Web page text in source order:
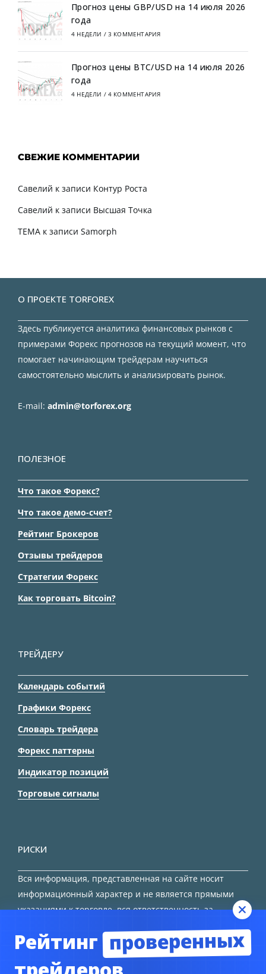
Прогноз цены GBP/USD на 14 июля 2026
года
4 НЕДЕЛИ / 3 КОММЕНТАРИЯ
Прогноз цены BTC/USD на 14 июля 2026
года
4 НЕДЕЛИ / 4 КОММЕНТАРИЯ
СВЕЖИЕ КОММЕНТАРИИ
Савелий к записи Контур Роста
Савелий к записи Высшая Точка
TEMA к записи Samorph
О ПРОЕКТЕ TORFOREX
Здесь публикуется аналитика финансовых рынков с
примерами Форекс прогнозов на текущий момент, что
помогает начинающим трейдерам научиться
самостоятельно мыслить и анализировать рынок.
E-mail: admin@torforex.org
ПОЛЕЗНОЕ
Что такое Форекс?
Что такое демо-счет?
Рейтинг Брокеров
Отзывы трейдеров
Стратегии Форекс
Как торговать Bitcoin?
ТРЕЙДЕРУ
Календарь событий
Графики Форекс
Словарь трейдера
Форекс паттерны
Индикатор позиций
Торговые сигналы
РИСКИ
Вся информация, представленная на сайте носит
информационный характер и не является прямыми
указаниями к торговле, вся ответственность за
Рейтинг проверенных